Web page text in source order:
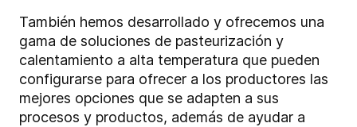
También hemos desarrollado y ofrecemos una
gama de soluciones de pasteurización y
calentamiento a alta temperatura que pueden
configurarse para ofrecer a los productores las
mejores opciones que se adapten a sus
procesos y productos, además de ayudar a